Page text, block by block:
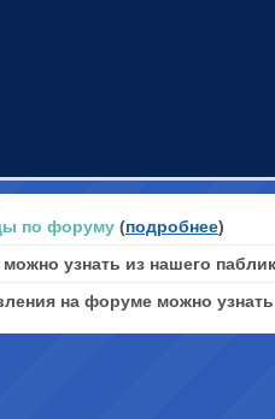
по форуму (подробнее)
узнать из нашего
на форуме можно